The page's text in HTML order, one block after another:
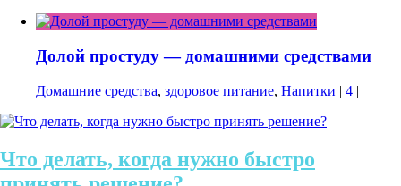
Долой простуду — домашними средствами
Домашние средства, здоровое питание, Напитки | 4 |
Что делать, когда нужно быстро